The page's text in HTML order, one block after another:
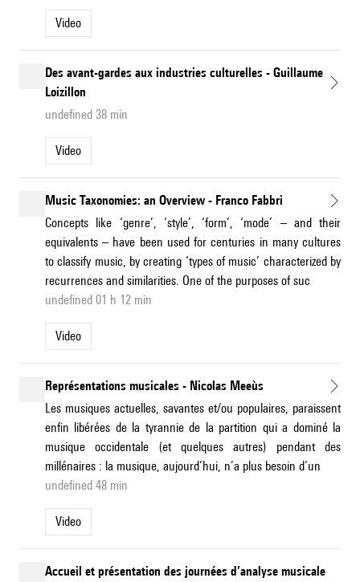
Video
Des avant-gardes aux industries culturelles - Guillaume
Loizillon
undefined 38 min
Video
Music Taxonomies: an Overview - Franco Fabbri
Concepts like ‘genre’, ‘style’, ‘form’, ‘mode’ – and their
equivalents – have been used for centuries in many cultures
to classify music, by creating ‘types of music’ characterized by
recurrences and similarities. One of the purposes of suc
undefined 01 h 12 min
Video
Représentations musicales - Nicolas Meeùs
Les musiques actuelles, savantes et/ou populaires, paraissent
enfin libérées de la tyrannie de la partition qui a dominé la
musique occidentale (et quelques autres) pendant des
millénaires : la musique, aujourd’hui, n’a plus besoin d’un
undefined 48 min
Video
Accueil et présentation des journées d’analyse musicale